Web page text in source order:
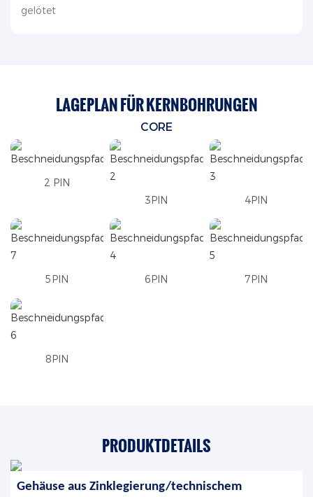
gelötet
LAGEPLAN FÜR KERNBOHRUNGEN
CORE
2 PIN
3PIN
4PIN
5PIN 6PIN 7PIN
8PIN
PRODUKTDETAILS
Gehäuse aus Zinklegierung/technischem